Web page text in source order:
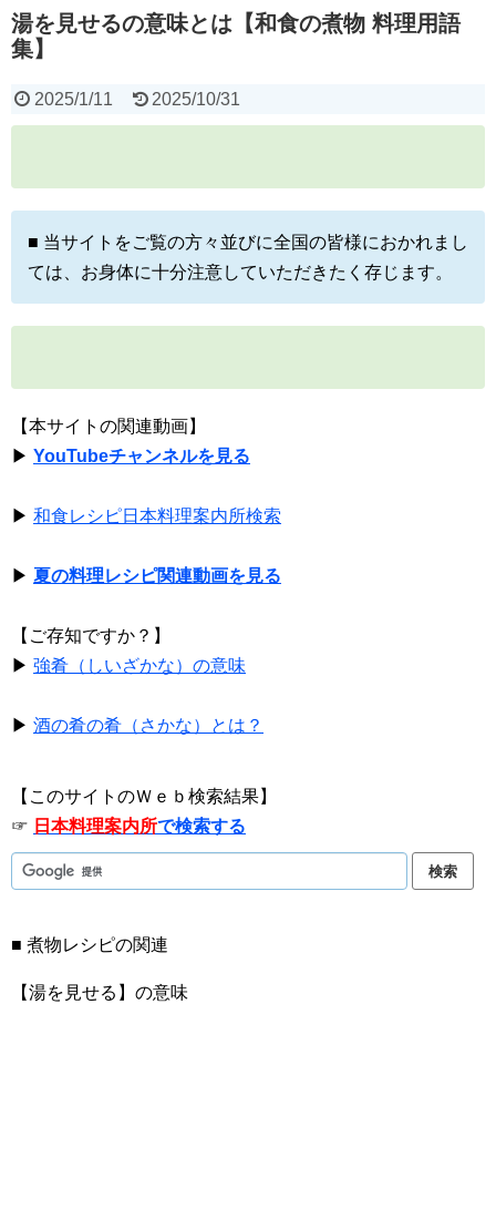
湯を見せるの意味とは【和食の煮物 料理用語
集】
2025/1/11 2025/10/31
■ 当サイトをご覧の方々並びに全国の皆様におかれまし
ては、お身体に十分注意していただきたく存じます。
【本サイトの関連動画】
▶ YouTubeチャンネルを見る
▶ 和食レシピ日本料理案内所検索
▶ 夏の料理レシピ関連動画を見る
【ご存知ですか？】
▶ 強肴（しいざかな）の意味
▶ 酒の肴の肴（さかな）とは？
【このサイトのＷｅｂ検索結果】
☞ 日本料理案内所で検索する
■ 煮物レシピの関連
【湯を見せる】の意味